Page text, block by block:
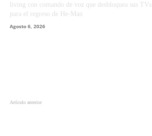
living con comando de voz que desbloquea sus TVs
para el regreso de He-Man
Agosto 6, 2026
Artículo anterior